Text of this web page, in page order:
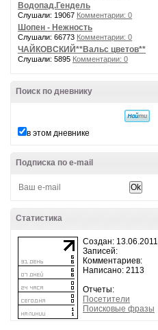
Водопад.Гендель
Слушали: 19067 Комментарии: 0
Шопен - Нежность
Слушали: 66773 Комментарии: 0
ЧАЙКОВСКИЙ**Вальс цветов**
Слушали: 5895 Комментарии: 0
Поиск по дневнику
в этом дневнике
Подписка по e-mail
Статистика
Создан: 13.06.2011
Записей:
Комментариев:
Написано: 2113
Отчеты:
Посетители
Поисковые фразы